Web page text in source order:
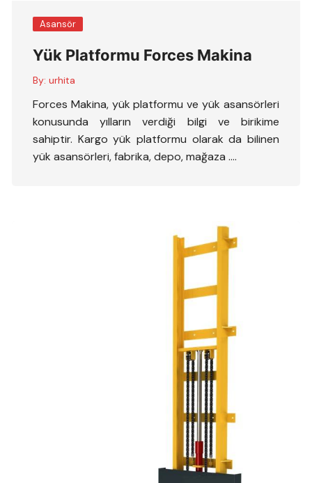
Asansör
Yük Platformu Forces Makina
By: urhita
Forces Makina, yük platformu ve yük asansörleri
konusunda yılların verdiği bilgi ve birikime
sahiptir. Kargo yük platformu olarak da bilinen
yük asansörleri, fabrika, depo, mağaza ….